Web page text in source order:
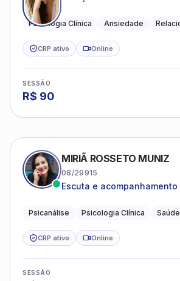
Psicologia Clínica Ansiedade
CRP ativo Online
SESSÃO
R$ 90
MIRIÃ ROSSETO MUNIZ
08/29915
Escuta e
Psicanálise Psicologia Clínica
CRP ativo Online
SESSÃO